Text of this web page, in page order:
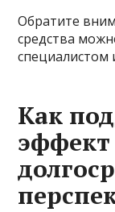
Обратите
средства
специалистом
Как